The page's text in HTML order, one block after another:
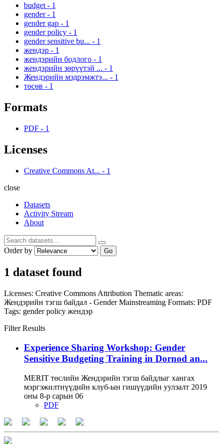
budget - 1
gender - 1
gender gap - 1
gender policy - 1
gender sensitive bu... - 1
жендэр - 1
жендэрийн бодлого - 1
жендэрийн зөрүүтэй ... - 1
Жендэрийн мэдрэмжтэ... - 1
төсөв - 1
Formats
PDF - 1
Licenses
Creative Commons At... - 1
close
Datasets
Activity Stream
About
Order by Go
1 dataset found
Licenses: Creative Commons Attribution Thematic areas:
Жендэрийн тэгш байдал - Gender Mainstreaming Formats: PDF
Tags: gender policy жендэр
Filter Results
Experience Sharing Workshop: Gender
Sensitive Budgeting Training in Dornod an...
MERIT төслийн Жендэрийн тэгш байдлыг хангах
мэргэжилтнүүдийн клуб-ын гишүүдийн уулзалт 2019
оны 8-р сарын 06
PDF